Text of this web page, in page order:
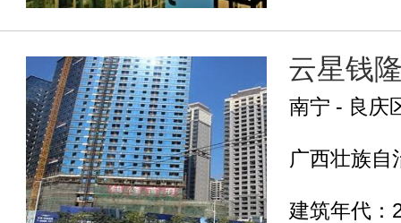
云星钱
南宁 - 良庆
广西壮族自
建筑年代：